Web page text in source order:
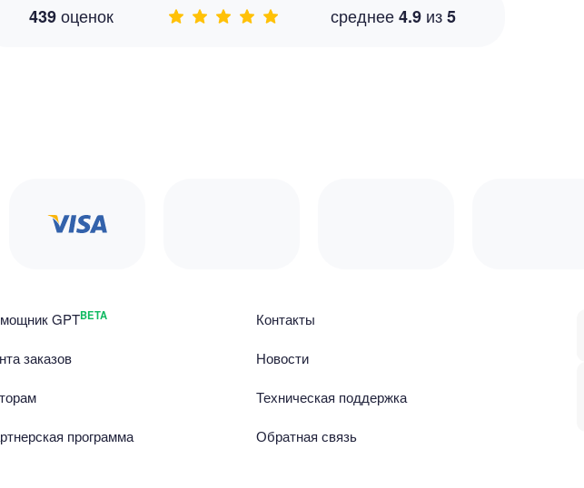
439оценок среднее4.9 из5
GPTBETA
заказов
программа
Контакты
Новости
Техническая поддержка
Обратная связь